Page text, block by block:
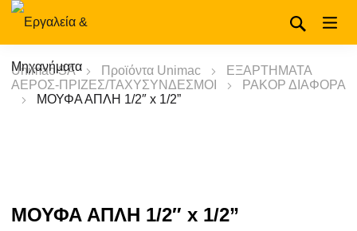
Unimac SA Προϊόντα Unimac
ΕΞΑΡΤΗΜΑΤΑ
ΑΕΡΟΣ-ΠΡΙΖΕΣ/ΤΑΧΥΣΥΝΔΕΣΜΟΙ
ΡΑΚΟΡ ΔΙΑΦΟΡΑ
ΜΟΥΦΑ ΑΠΛΗ 1/2″ x 1/2”
ΜΟΥΦΑ ΑΠΛΗ 1/2″ x 1/2”